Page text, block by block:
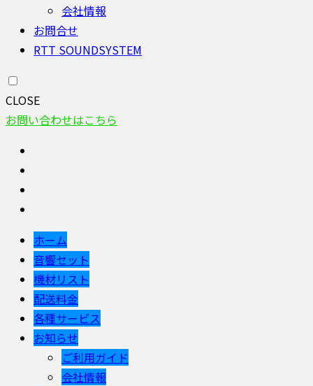
会社情報
お問合せ
RTT SOUNDSYSTEM
CLOSE
お問い合わせはこちら
ホーム
音響セット
機材リスト
配送料金
各種サービス
お知らせ
ご利用ガイド
会社情報